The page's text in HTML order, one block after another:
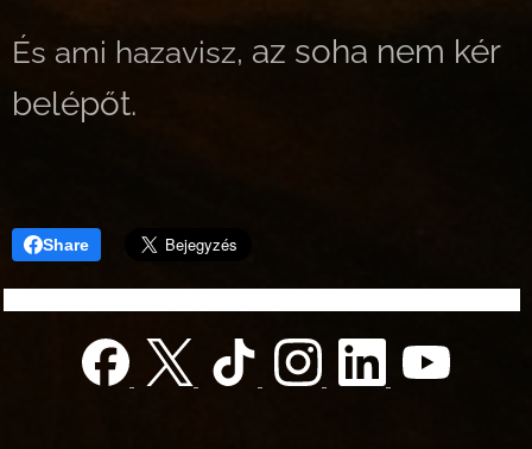
És ami hazavisz, az soha nem kér
belépőt.
Share